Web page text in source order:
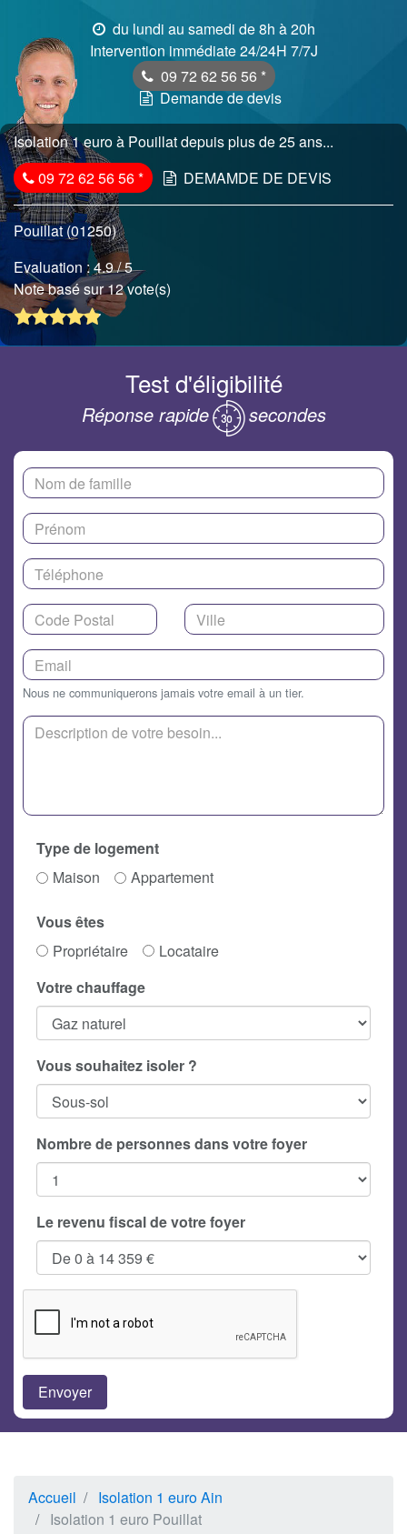
du lundi au samedi de 8h à 20h
Intervention immédiate 24/24H 7/7J
09 72 62 56 56 *
Demande de devis
Isolation 1 euro à Pouillat depuis plus de 25 ans...
09 72 62 56 56* DEMAMDE DE DEVIS
Pouillat (01250)
Evaluation :4.9/ 5
Note basé sur 12 vote(s)
Test d'éligibilité
Réponse rapide secondes
Nous ne communiquerons jamais votre email à un tier.
Type de logement
Maison
Appartement
Vous êtes
Propriétaire
Locataire
Votre chauffage
Vous souhaitez isoler ?
Nombre de personnes dans votre foyer
Le revenu fiscal de votre foyer
Accueil
Isolation 1 euro Ain
Isolation 1 euro Pouillat